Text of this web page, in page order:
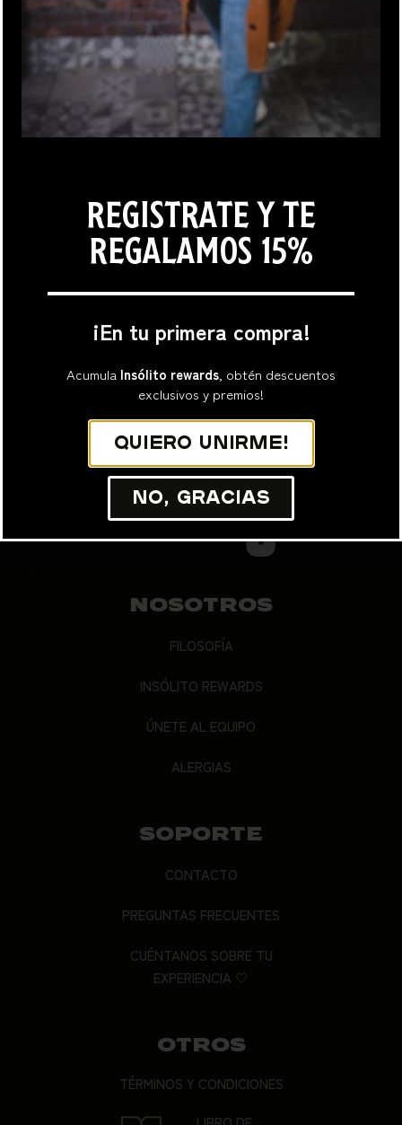
ÚNETE AL
NOVEDADES.
Suscribirme
NOSOTROS
FILOSOFÍA
INSÓLITO REWARDS
ÚNETE AL EQUIPO
ALERGIAS
SOPORTE
CONTACTO
PREGUNTAS FRECUENTES
CUÉNTANOS SOBRE TU
EXPERIENCIA 🤍
OTROS
TÉRMINOS Y CONDICIONES
REGISTRATE Y TE
REGALAMOS 15%
¡En tu primera compra!
Acumula Insólito rewards, obtén descuentos
exclusivos y premios!
Quiero unirme!
No, gracias